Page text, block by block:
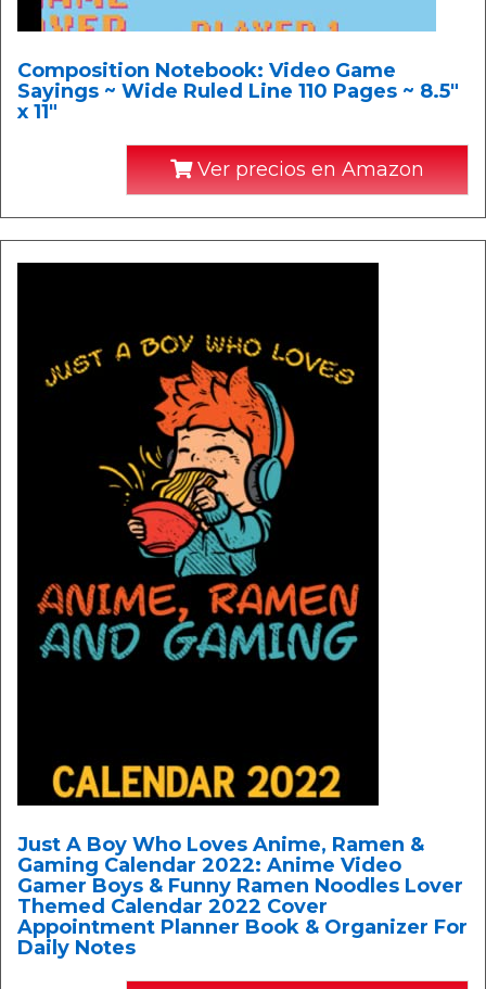
Composition Notebook: Video Game
Sayings ~ Wide Ruled Line 110 Pages ~ 8.5"
x 11"
Ver precios en Amazon
Just A Boy Who Loves Anime, Ramen &
Gaming Calendar 2022: Anime Video
Gamer Boys & Funny Ramen Noodles Lover
Themed Calendar 2022 Cover
Appointment Planner Book & Organizer For
Daily Notes